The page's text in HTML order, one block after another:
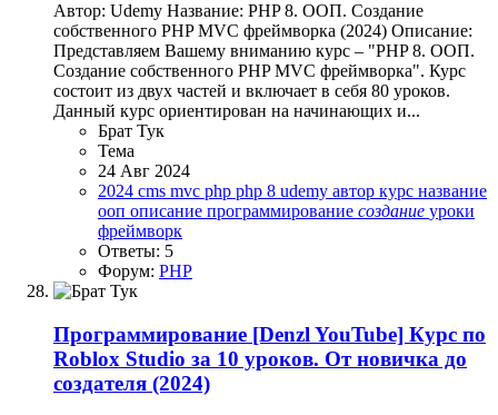
Автор: Udemy Название: PHP 8. ООП. Создание
собственного PHP MVC фреймворка (2024) Описание:
Представляем Вашему вниманию курс – "PHP 8. ООП.
Создание собственного PHP MVC фреймворка". Курс
состоит из двух частей и включает в себя 80 уроков.
Данный курс ориентирован на начинающих и...
Брат Тук
Тема
24 Авг 2024
2024 cms mvc php php 8 udemy автор курс название
ооп описание программирование создание уроки
фреймворк
Ответы: 5
Форум: PHP
Программирование [Denzl YouTube] Курс по
Roblox Studio за 10 уроков. От новичка до
создателя (2024)